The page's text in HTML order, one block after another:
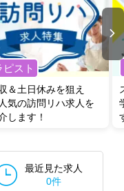
ピスト
＆土日休みを狙え
気の訪問リハ求人を
します！
最近見た求人
0件